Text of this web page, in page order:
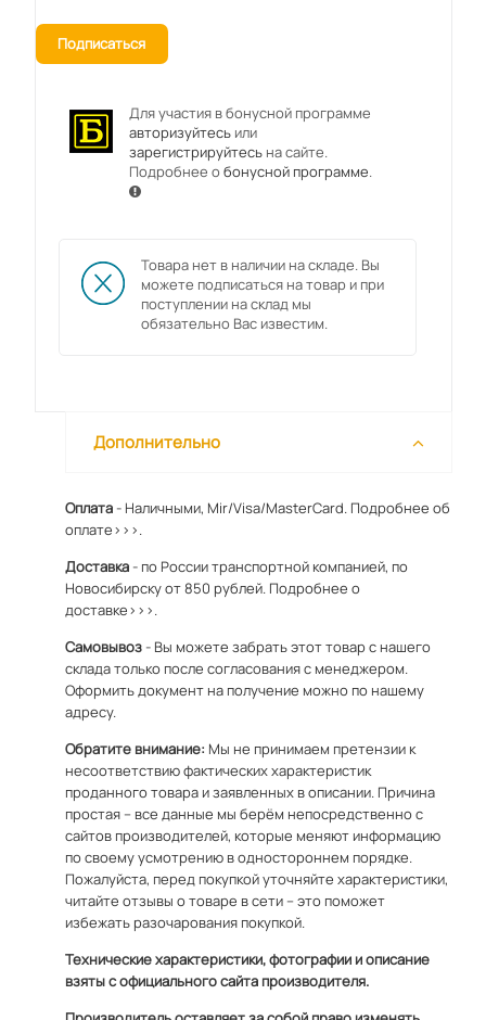
Подписаться
Для участия в бонусной программе
авторизуйтесьили
зарегистрируйтесьна сайте.
Подробнее обонусной программе.
Товара нет в наличии на складе. Вы
можете подписаться на товар и при
поступлении на склад мы
обязательно Вас известим.
Дополнительно
Оплата- Наличными, Mir/Visa/MasterCard. Подробнее об
оплате>>>.
Доставка- по России транспортной компанией, по
Новосибирску от 850 рублей. Подробнее о
доставке>>>.
Самовывоз- Вы можете забрать этот товар с нашего
склада только после согласования с менеджером.
Оформить документ на получение можно по нашему
адресу.
Обратите внимание: Мы не принимаем претензии к
несоответствию фактических характеристик
проданного товара и заявленных в описании. Причина
простая – все данные мы берём непосредственно с
сайтов производителей, которые меняют информацию
по своему усмотрению в одностороннем порядке.
Пожалуйста, перед покупкой уточняйте характеристики,
читайте отзывы о товаре в сети – это поможет
избежать разочарования покупкой.
Технические характеристики, фотографии и описание
взяты с официального сайта производителя.